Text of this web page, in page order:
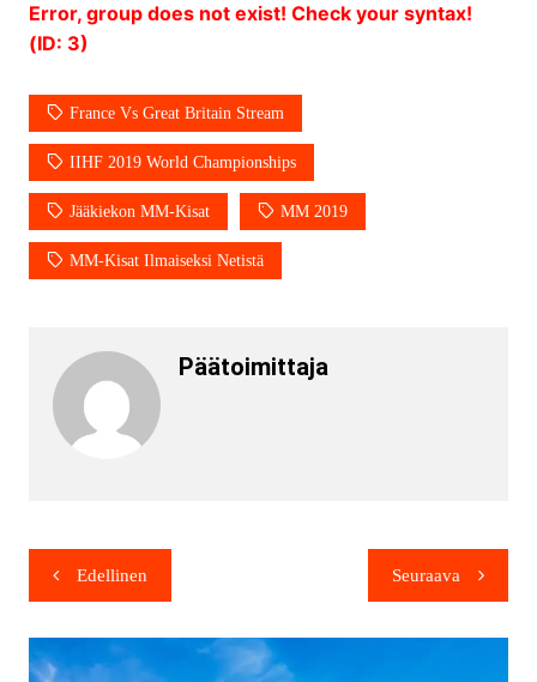
Error, group does not exist! Check your syntax!
(ID: 3)
France Vs Great Britain Stream
IIHF 2019 World Championships
Jääkiekon MM-Kisat MM 2019
MM-Kisat Ilmaiseksi Netistä
Päätoimittaja
Edellinen Seuraava